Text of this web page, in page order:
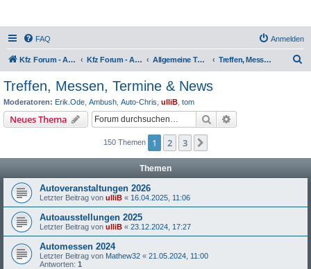
FAQ Anmelden
Kfz Forum - Auto, Motorrad und LKW Kfz Forum - Auto, Motorrad und LKW Allgemeine Themen rund ums Kfz Treffen, Messen, Termine & News
Treffen, Messen, Termine & News
Moderatoren: Erik.Ode Ambush Auto-Chris ulliB tom
Neues Thema Suche
150 Themen 1 2 3
Themen
Autoveranstaltungen 2026
Letzter Beitrag von ulliB « 16.04.2025, 11:06
Autoausstellungen 2025
Letzter Beitrag von ulliB « 23.12.2024, 17:27
Automessen 2024
Letzter Beitrag von Mathew32 « 21.05.2024, 11:00
Antworten: 1